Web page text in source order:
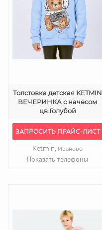
Толстовка детская KETMIN
ВЕЧЕРИНКА с начёсом
цв.Голубой
ЗАПРОСИТЬ ПРАЙС-ЛИСТ
Ketmin, Иваново
Показать телефоны